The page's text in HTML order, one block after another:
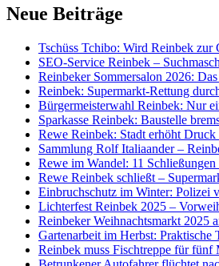
Neue Beiträge
Tschüss Tchibo: Wird Reinbek zur
SEO-Service Reinbek –
Reinbeker Sommersalon 2026:
Reinbek: Supermarkt-Rettung
Bürgermeisterwahl Reinbek: Nur
Sparkasse Reinbek: Baustelle
Rewe Reinbek: Stadt erhöht
Sammlung Rolf Italiaander –
Rewe im Wandel: 11
Rewe Reinbek schließt –
Einbruchschutz im Winter: Polizei
Lichterfest Reinbek 2025 –
Reinbeker Weihnachtsmarkt 2025
Gartenarbeit im Herbst: Praktische
Reinbek muss Fischtreppe für fünf